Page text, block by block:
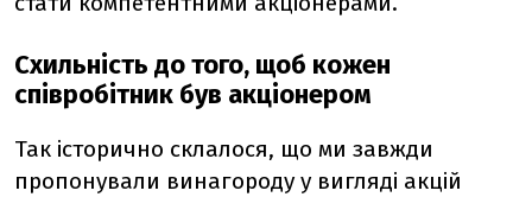
Схильність до того, щоб кожен
співробітник був акціонером
Так історично склалося, що ми завжди
пропонували винагороду у вигляді акцій